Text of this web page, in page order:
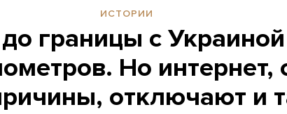
ИСТОРИИ
границы с
Но интернет,
отключают и